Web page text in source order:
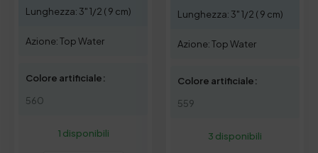
Lunghezza: 3" 1/2 ( 9 cm)
Azione: Top Water
Colore artificiale:
560
1 disponibili
Lunghezza: 3" 1/2 ( 9 cm)
Azione: Top Water
Colore artificiale:
559
3 disponibili